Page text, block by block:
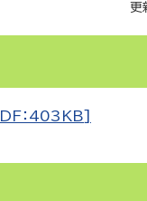
更
：403KB]